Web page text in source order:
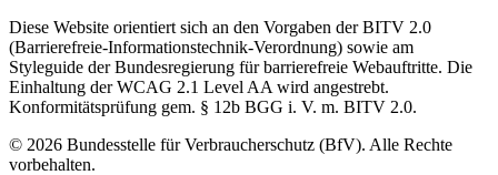
Diese Website orientiert sich an den Vorgaben der BITV 2.0
(Barrierefreie-Informationstechnik-Verordnung) sowie am
Styleguide der Bundesregierung für barrierefreie Webauftritte. Die
Einhaltung der WCAG 2.1 Level AA wird angestrebt.
Konformitätsprüfung gem. § 12b BGG i. V. m. BITV 2.0.
© 2026 Bundesstelle für Verbraucherschutz (BfV). Alle Rechte
vorbehalten.